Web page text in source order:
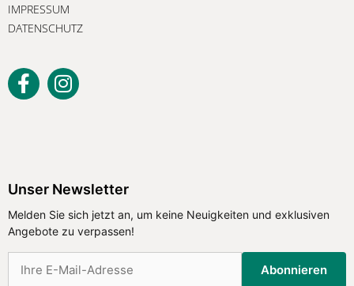
IMPRESSUM
DATENSCHUTZ
Unser Newsletter
Melden Sie sich jetzt an, um keine Neuigkeiten und exklusiven
Angebote zu verpassen!
Abonnieren
Melden Sie sich jetzt an, um keine
zu verpassen!